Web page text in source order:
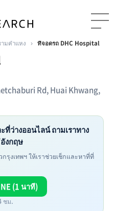
ามคำแหง › ที่จอดรถ DHC Hospital
Rd, Huai Khwang,
ว่างออนไลน์ ถามเราทาง
งกฤษ
รุงเทพฯ ให้เราช่วยเช็กและหาที่ที่
(1 นาที)
ชม.